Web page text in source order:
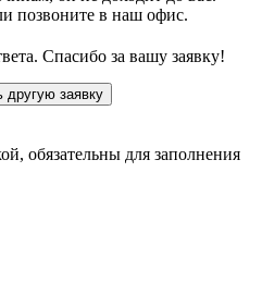
позвоните в наш офис.
Спасибо за вашу заявку!
обязательны для заполнения